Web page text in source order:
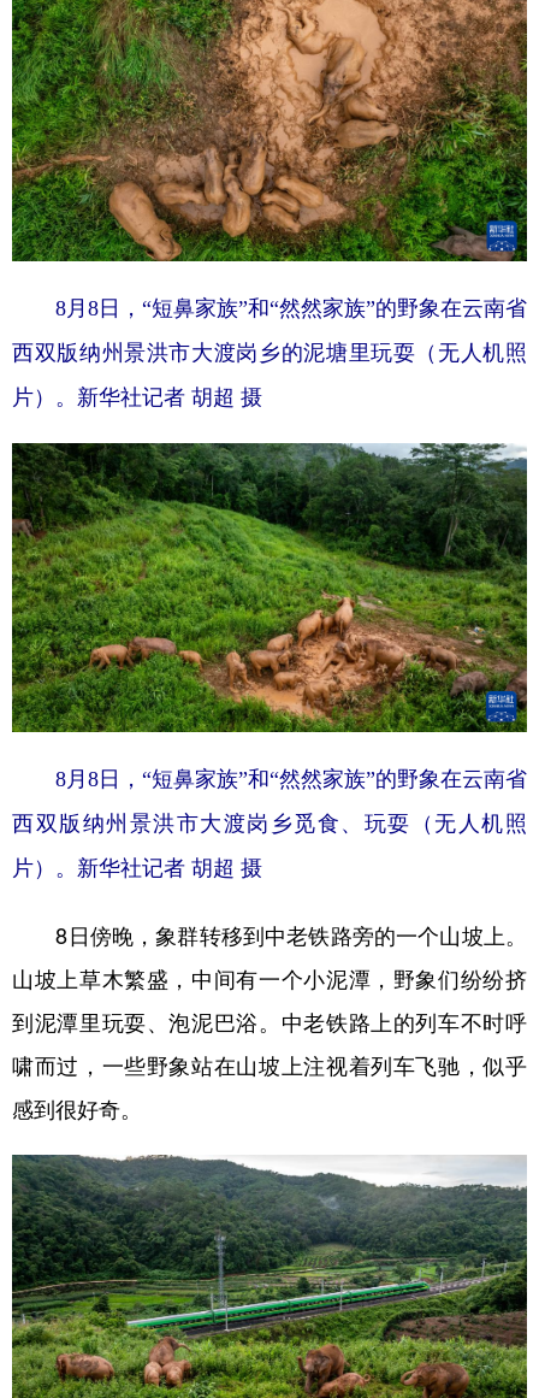
8月8日，“短鼻家族”和“然然家族”的野象在云南省
西双版纳州景洪市大渡岗乡的泥塘里玩耍（无人机照
片）。 新华社记者 胡超 摄
8月8日，“短鼻家族”和“然然家族”的野象在云南省
西双版纳州景洪市大渡岗乡觅食、玩耍（无人机照
片）。 新华社记者 胡超 摄
8日傍晚，象群转移到中老铁路旁的一个山坡上。
山坡上草木繁盛，中间有一个小泥潭，野象们纷纷挤
到泥潭里玩耍、泡泥巴浴。中老铁路上的列车不时呼
啸而过，一些野象站在山坡上注视着列车飞驰，似乎
感到很好奇。